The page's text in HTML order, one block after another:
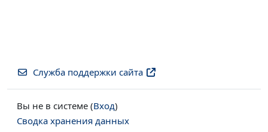
Служба поддержки сайта
Вы не в системе (Вход)
Сводка хранения данных